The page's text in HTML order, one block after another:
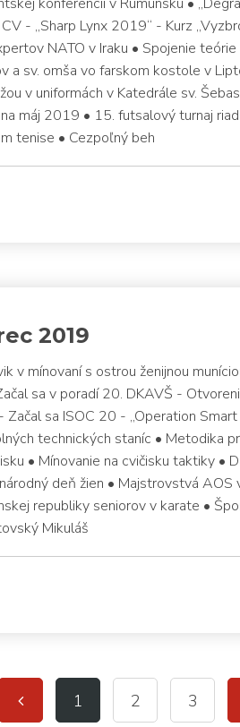
- „Sharp Lynx 2019“ - Kurz
NATO v Iraku • Spojenie
a sv. omša vo farskom kostole v
v uniformách v Katedrále sv.
máj 2019 • 15. futsalový turnaj
tenise • Cezpoľný beh
2019
v mínovaní s ostrou ženijnou
sa v poradí 20. DKAVŠ -
Začal sa ISOC 20 - „Operation
technických staníc • Metodika
• Mínovanie na cvičisku taktiky •
deň žien • Majstrovstvá
republiky seniorov v karate •
Mikuláš
1 2 3